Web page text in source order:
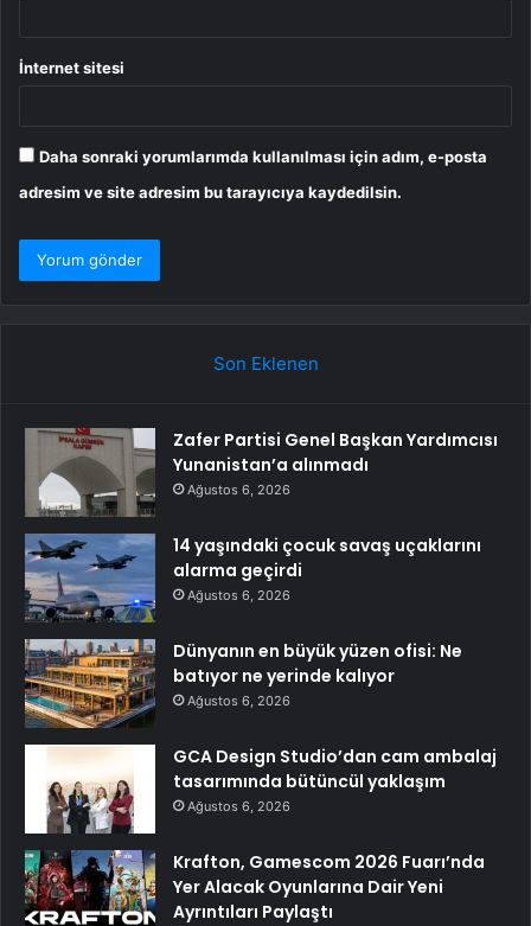
İnternet sitesi
Daha sonraki yorumlarımda kullanılması için adım, e-posta
adresim ve site adresim bu tarayıcıya kaydedilsin.
Son Eklenen
Zafer Partisi Genel Başkan Yardımcısı
Yunanistan’a alınmadı
Ağustos 6, 2026
14 yaşındaki çocuk savaş uçaklarını
alarma geçirdi
Ağustos 6, 2026
Dünyanın en büyük yüzen ofisi: Ne
batıyor ne yerinde kalıyor
Ağustos 6, 2026
GCA Design Studio’dan cam ambalaj
tasarımında bütüncül yaklaşım
Ağustos 6, 2026
Krafton, Gamescom 2026 Fuarı’nda
Yer Alacak Oyunlarına Dair Yeni
Ayrıntıları Paylaştı